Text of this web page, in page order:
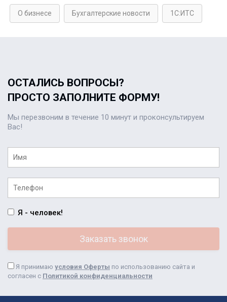
О бизнесе Бухгалтерские новости 1С:ИТС
ОСТАЛИСЬ ВОПРОСЫ?
ПРОСТО ЗАПОЛНИТЕ ФОРМУ!
Мы перезвоним в течение 10 минут и проконсультируем
Вас!
Я - человек!
Я принимаю условия Оферты по использованию сайта и
согласен с Политикой конфиденциальности